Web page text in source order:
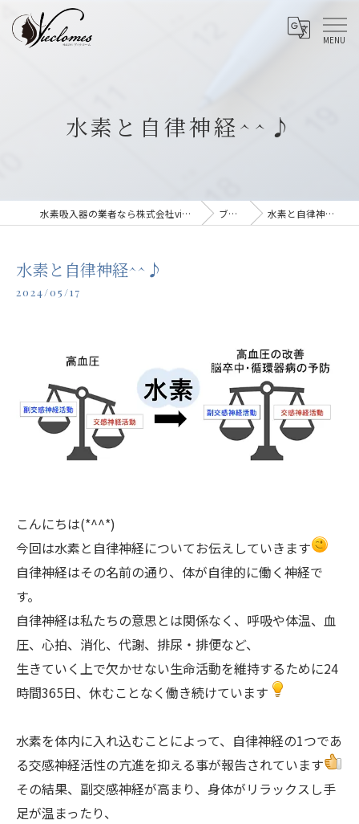
水素と自律神経^^♪
水素吸入器の業者なら株式会社vieclomes ブログ 水素と自律神経^^♪
水素と自律神経^^♪
2024/05/17
こんにちは(*^^*)
今回は水素と自律神経についてお伝えしていきます
自律神経はその名前の通り、体が自律的に働く神経で
す。
自律神経は私たちの意思とは関係なく、呼吸や体温、血
圧、心拍、消化、代謝、排尿・排便など、
生きていく上で欠かせない生命活動を維持するために24
時間365日、休むことなく働き続けています
水素を体内に入れ込むことによって、自律神経の1つであ
る交感神経活性の亢進を抑える事が報告されています
その結果、副交感神経が高まり、身体がリラックスし手
足が温まったり、